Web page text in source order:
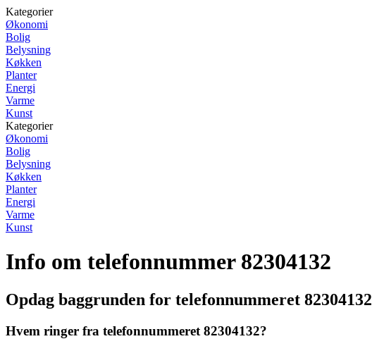
Kategorier
Økonomi
Bolig
Belysning
Køkken
Planter
Energi
Varme
Kunst
Kategorier
Økonomi
Bolig
Belysning
Køkken
Planter
Energi
Varme
Kunst
Info om telefonnummer 82304132
Opdag baggrunden for telefonnummeret 82304132
Hvem ringer fra telefonnummeret 82304132?